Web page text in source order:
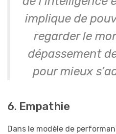
implique de
regarder le
dépassement
pour mieux
6. Empathie
Dans le modèle de